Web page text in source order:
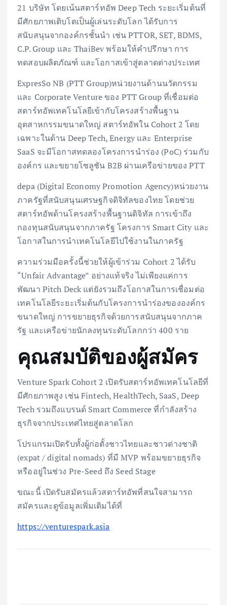
21 บริษัท โดยเน้นสตาร์ทอัพ Deep Tech ระยะเริ่มต้นที่
มีศักยภาพเติบโตเป็นผู้เล่นระดับโลก ได้รับการ
สนับสนุนจากองค์กรชั้นนำ เช่น PTTOR, SET, BDMS,
C.P. Group และ ThaiBev พร้อมให้คำปรึกษา การ
ทดสอบผลิตภัณฑ์ และโอกาสเข้าสู่ตลาดต่างประเทศ
ExpresSo NB (PTT Group)หน่วยงานด้านนวัตกรรม
และ Corporate Venture ของ PTT Group ที่เชื่อมต่อ
สตาร์ทอัพเทคโนโลยีเข้ากับโครงสร้างพื้นฐาน
อุตสาหกรรมขนาดใหญ่ สตาร์ทอัพใน Cohort 2 โดย
เฉพาะในด้าน Deep Tech, Energy และ Enterprise
SaaS จะมีโอกาสทดลองโครงการนำร่อง (PoC) ร่วมกับ
องค์กร และขยายโซลูชัน B2B ผ่านเครือข่ายของ PTT
depa (Digital Economy Promotion Agency)หน่วยงาน
ภาครัฐที่สนับสนุนเศรษฐกิจดิจิทัลของไทย โดยช่วย
สตาร์ทอัพด้านโครงสร้างพื้นฐานดิจิทัล การเข้าถึง
กองทุนสนับสนุนจากภาครัฐ โครงการ Smart City และ
โอกาสในการนำเทคโนโลยีไปใช้งานในภาครัฐ
ความร่วมมือครั้งนี้ช่วยให้ผู้เข้าร่วม Cohort 2 ได้รับ
“Unfair Advantage” อย่างแท้จริง ไม่เพียงแค่การ
พัฒนา Pitch Deck แต่ยังรวมถึงโอกาสในการเชื่อมต่อ
เทคโนโลยีระยะเริ่มต้นกับโครงการนำร่องขององค์กร
ขนาดใหญ่ การขยายธุรกิจด้วยการสนับสนุนจากภาค
รัฐ และเครือข่ายนักลงทุนระดับโลกกว่า 400 ราย
คุณสมบัติของผู้สมัคร
Venture Spark Cohort 2 เปิดรับสตาร์ทอัพเทคโนโลยีที่
มีศักยภาพสูง เช่น Fintech, HealthTech, SaaS, Deep
Tech รวมถึงแบรนด์ Smart Commerce ที่กำลังสร้าง
ธุรกิจจากประเทศไทยสู่ตลาดโลก
โปรแกรมเปิดรับทั้งผู้ก่อตั้งชาวไทยและชาวต่างชาติ
(expat / digital nomads) ที่มี MVP พร้อมขยายธุรกิจ
หรืออยู่ในช่วง Pre-Seed ถึง Seed Stage
ขณะนี้ เปิดรับสมัครแล้วสตาร์ทอัพที่สนใจสามารถ
สมัครและดูข้อมูลเพิ่มเติมได้ที่
https://venturespark.asia